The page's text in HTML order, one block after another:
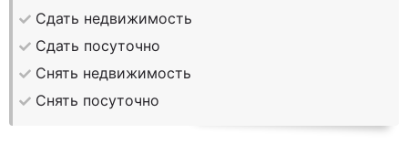
Сдать недвижимость
Сдать посуточно
Снять недвижимость
Снять посуточно